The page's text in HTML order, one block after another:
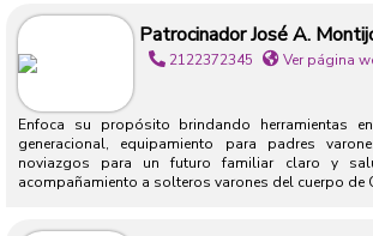
Patrocinador José A.
2122372345 Ver página
Enfoca su propósito brindando herramientas
generacional, equipamiento para padres
noviazgos para un futuro familiar claro y
acompañamiento a solteros varones del cuerpo de